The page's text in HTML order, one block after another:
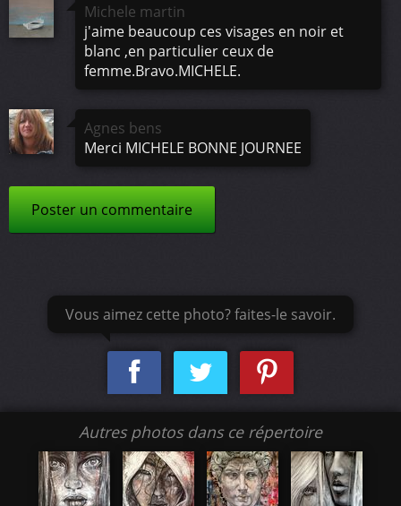
Michele martin
j'aime beaucoup ces visages en noir et
blanc ,en particulier ceux de
femme.Bravo.MICHELE.
Agnes bens
Merci MICHELE BONNE JOURNEE
Poster un commentaire
Vous aimez cette photo? faites-le savoir.
Autres photos dans ce répertoire